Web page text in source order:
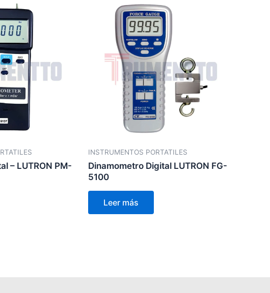
– LUTRON PM-
INSTRUMENTOS PORTATILES
Dinamometro Digital LUTRON FG-
5100
Leer más